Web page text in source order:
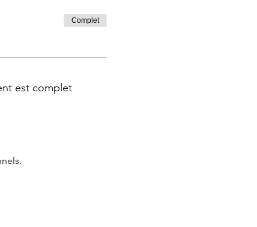
Complet
est complet